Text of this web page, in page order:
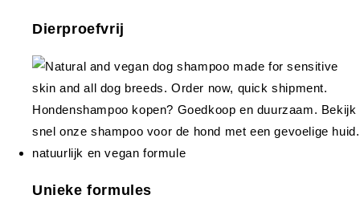
Dierproefvrij
Unieke formules